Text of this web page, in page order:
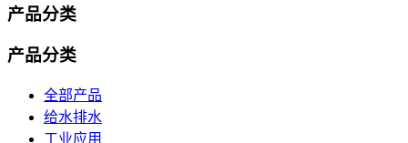
产品分类
产品分类
全部产品
给水排水
工业应用